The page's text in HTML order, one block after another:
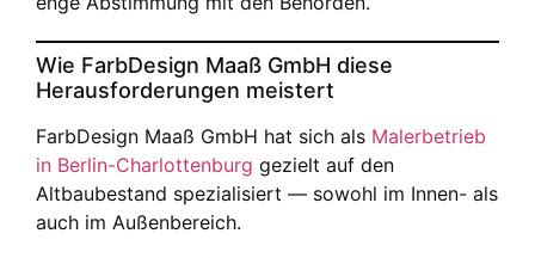
Wie FarbDesign Maaß GmbH diese
Herausforderungen meistert
FarbDesign Maaß GmbH hat sich als Malerbetrieb
in Berlin-Charlottenburg gezielt auf den
Altbaubestand spezialisiert — sowohl im Innen- als
auch im Außenbereich.